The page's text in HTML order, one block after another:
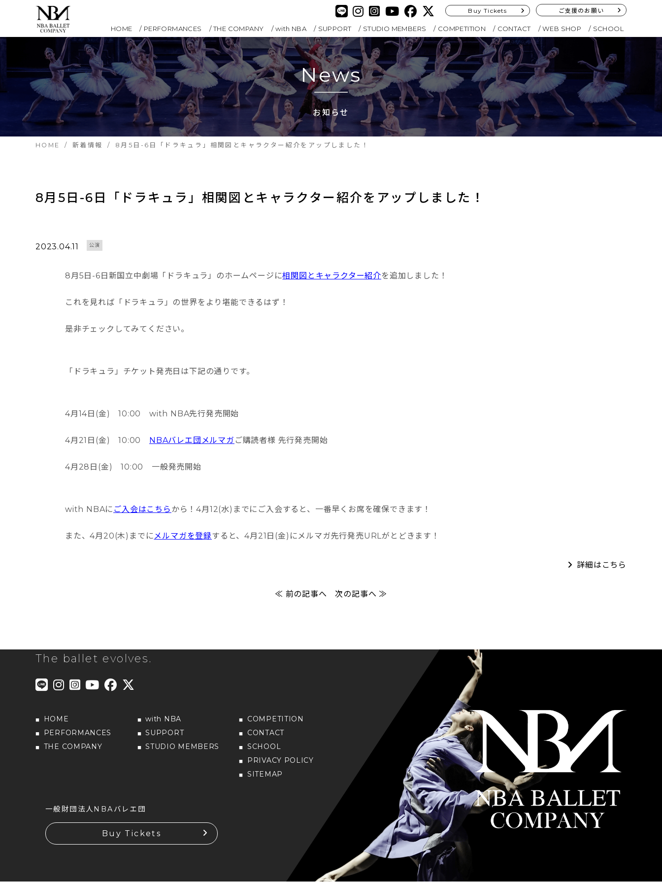
Buy Tickets ご支援のお願い
HOME PERFORMANCES THE COMPANY with NBA SUPPORT STUDIO MEMBERS COMPETITION CONTACT WEB SHOP SCHOOL
News
お知らせ
HOME 新着情報 8月5日-6日「ドラキュラ」相関図とキャラクター紹介をアップしました！
8月5日-6日「ドラキュラ」相関図とキャラクター紹介をアップしました！
2023.04.11 公演
8月5日-6日新国立中劇場「ドラキュラ」のホームページに相関図とキャラクター紹介を追加しました！
これを見れば「ドラキュラ」の世界をより堪能できるはず！
是非チェックしてみてください。
「ドラキュラ」チケット発売日は下記の通りです。
4月14日(金) 10:00 with NBA先行発売開始
4月21日(金) 10:00 NBAバレエ団メルマガ ご購読者様 先行発売開始
4月28日(金) 10:00 一般発売開始
with NBAに ご入会はこちら から！4月12(水)までにご入会すると、一番早くお席を確保できます！
また、4月20(木)までに メルマガを登録すると、4月21日(金)にメルマガ先行発売URLがとどきます！
詳細はこちら
≪ 前の記事へ 次の記事へ ≫
The ballet evolves.
HOME
PERFORMANCES
THE COMPANY
with NBA
SUPPORT
STUDIO MEMBERS
COMPETITION
CONTACT
SCHOOL
PRIVACY POLICY
SITEMAP
一般財団法人NBAバレエ団
Buy Tickets